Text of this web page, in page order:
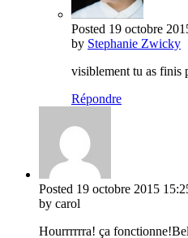
Posted 19 octobre
by Stephanie Zwicky
visiblement tu as finis
Répondre
Posted 19 octobre 2015
by carol
Hourrrrrra! ça